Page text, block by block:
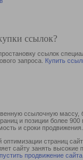
ссылок?
ссылок
запроса. Купить
ссылочную
и позиции более
и сроки продвижения.
страниц
сайту занять
продвижение сайта